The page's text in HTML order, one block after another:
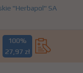
"Herbapol" SA
100%
27,97 zł